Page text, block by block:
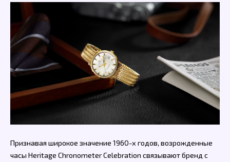
Признавая широкое значение 1960-х годов, возрожденные
часы Heritage Chronometer Celebration связывают бренд с